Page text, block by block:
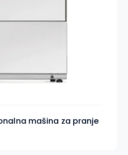
mašina za pranje